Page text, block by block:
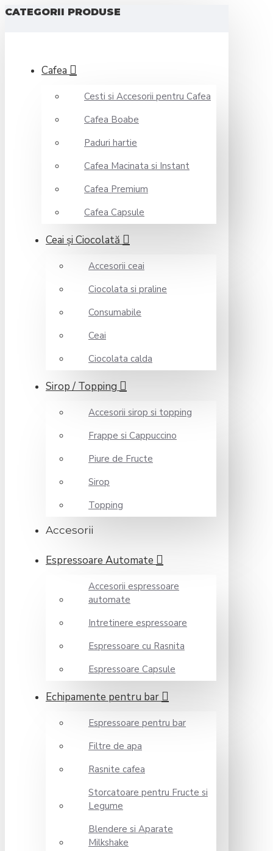
CATEGORII PRODUSE
Cafea
Cesti si Accesorii pentru Cafea
Cafea Boabe
Paduri hartie
Cafea Macinata si Instant
Cafea Premium
Cafea Capsule
Ceai şi Ciocolată
Accesorii ceai
Ciocolata si praline
Consumabile
Ceai
Ciocolata calda
Sirop / Topping
Accesorii sirop si topping
Frappe si Cappuccino
Piure de Fructe
Sirop
Topping
Accesorii
Espressoare Automate
Accesorii espressoare
automate
Intretinere espressoare
Espressoare cu Rasnita
Espressoare Capsule
Echipamente pentru bar
Espressoare pentru bar
Filtre de apa
Rasnite cafea
Storcatoare pentru Fructe si
Legume
Blendere si Aparate
Milkshake